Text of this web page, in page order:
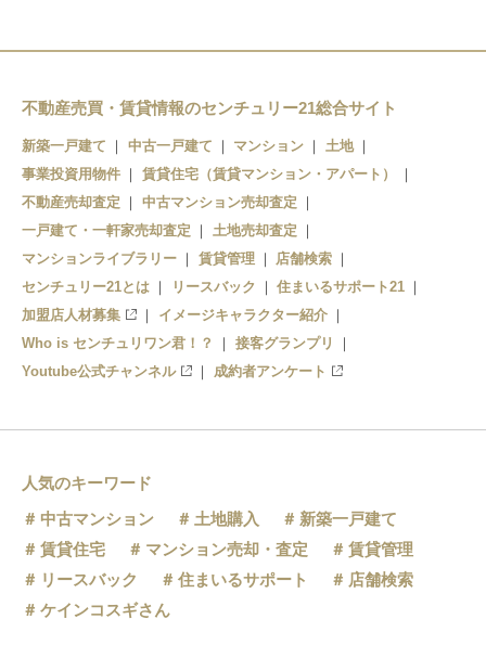
不動産売買・賃貸情報のセンチュリー21総合サイト
新築一戸建て 中古一戸建て マンション
土地
事業投資用物件
賃貸住宅（賃貸マンション・アパート）
不動産売却査定
中古マンション売却査定
一戸建て・一軒家売却査定
土地売却査定
マンションライブラリー
賃貸管理
店舗検索
センチュリー21とは
リースバック
住まいるサポート21
加盟店人材募集
イメージキャラクター紹介
Who is センチュリワン君！？
接客グランプリ
Youtube公式チャンネル
成約者アンケート
人気のキーワード
中古マンション
土地購入
新築一戸建て
賃貸住宅
マンション売却・査定
賃貸管理
リースバック
住まいるサポート
店舗検索
ケインコスギさん